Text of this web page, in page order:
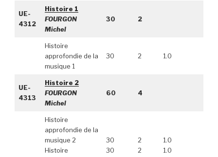
UE-
4312
Histoire 1
FOURGON
Michel
30 2
Histoire
approfondie de la
musique 1
30 2 1.0
UE-
4313
Histoire 2
FOURGON
Michel
60 4
Histoire
approfondie de la
musique 2
Histoire
30
30
2
2
1.0
1.0